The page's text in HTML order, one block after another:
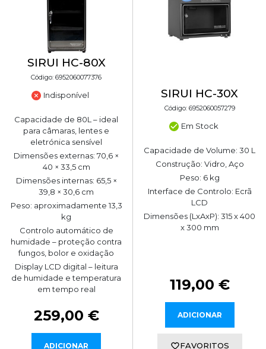
SIRUI HC-80X
Código: 6952060077376
Indisponível
Capacidade de 80L – ideal
para câmaras, lentes e
eletrónica sensível
Dimensões externas: 70,6 ×
40 × 33,5 cm
Dimensões internas: 65,5 ×
39,8 × 30,6 cm
Peso: aproximadamente 13,3
kg
Controlo automático de
humidade – proteção contra
fungos, bolor e oxidação
Display LCD digital – leitura
de humidade e temperatura
em tempo real
259,00 €
ADICIONAR
SIRUI HC-30X
Código: 6952060057279
Em Stock
Capacidade de Volume: 30 L
Construção: Vidro, Aço
Peso: 6 kg
Interface de Controlo: Ecrã
LCD
Dimensões (LxAxP): 315 x 400
x 300 mm
119,00 €
ADICIONAR
FAVORITOS